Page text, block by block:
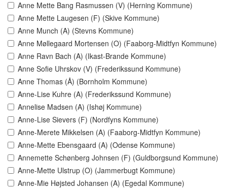
Anne Mette Bang Rasmussen (V) (Herning Kommune)
Anne Mette Laugesen (F) (Skive Kommune)
Anne Munch (A) (Stevns Kommune)
Anne Møllegaard Mortensen (O) (Faaborg-Midtfyn Kommune)
Anne Ravn Bach (A) (Ikast-Brande Kommune)
Anne Sofie Uhrskov (V) (Frederikssund Kommune)
Anne Thomas (Å) (Bornholm Kommune)
Anne-Lise Kuhre (A) (Frederikssund Kommune)
Annelise Madsen (A) (Ishøj Kommune)
Anne-Lise Sievers (F) (Nordfyns Kommune)
Anne-Merete Mikkelsen (A) (Faaborg-Midtfyn Kommune)
Anne-Mette Ebensgaard (A) (Odense Kommune)
Annemette Schønberg Johnsen (F) (Guldborgsund Kommune)
Anne-Mette Ulstrup (O) (Jammerbugt Kommune)
Anne-Mie Højsted Johansen (A) (Egedal Kommune)